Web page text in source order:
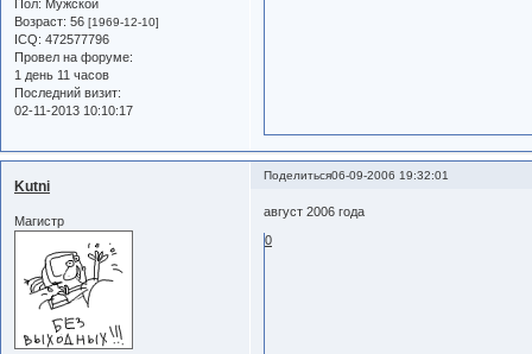
Пол: Мужской
Возраст: 56 [1969-12-10]
ICQ: 472577796
Провел на форуме:
1 день 11 часов
Последний визит:
02-11-2013 10:10:17
Поделиться06-09-2006 19:32:01
Kutni
Магистр
август 2006 года
0